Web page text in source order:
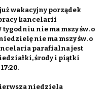
wakacyjny porządek
kancelarii
tygodniu nie ma mszy św. o
nie ma mszy św. o
parafialna jest
środy i piątki
niedziela